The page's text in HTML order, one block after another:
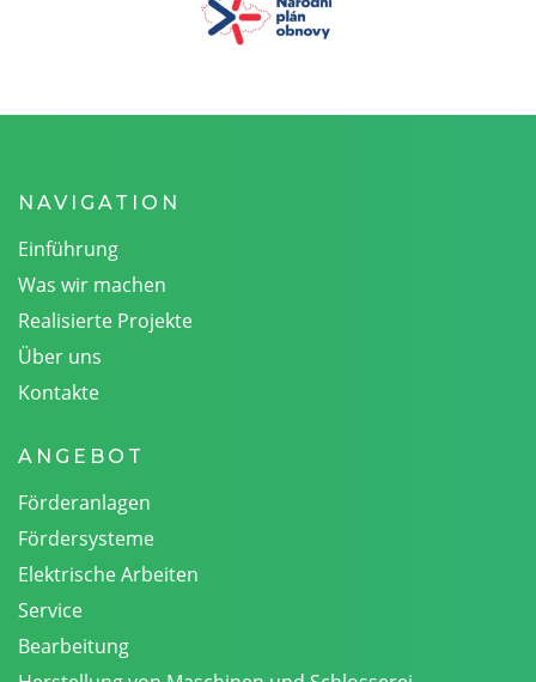
NAVIGATION
Einführung
Was wir machen
Realisierte Projekte
Über uns
Kontakte
ANGEBOT
Förderanlagen
Fördersysteme
Elektrische Arbeiten
Service
Bearbeitung